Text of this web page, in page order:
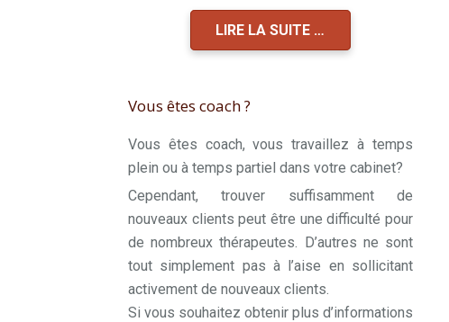
LIRE LA SUITE …
Vous êtes coach ?
Vous êtes coach, vous travaillez à temps
plein ou à temps partiel dans votre cabinet?
Cependant, trouver suffisamment de
nouveaux clients peut être une difficulté pour
de nombreux thérapeutes. D’autres ne sont
tout simplement pas à l’aise en sollicitant
activement de nouveaux clients.
Si vous souhaitez obtenir plus d’informations